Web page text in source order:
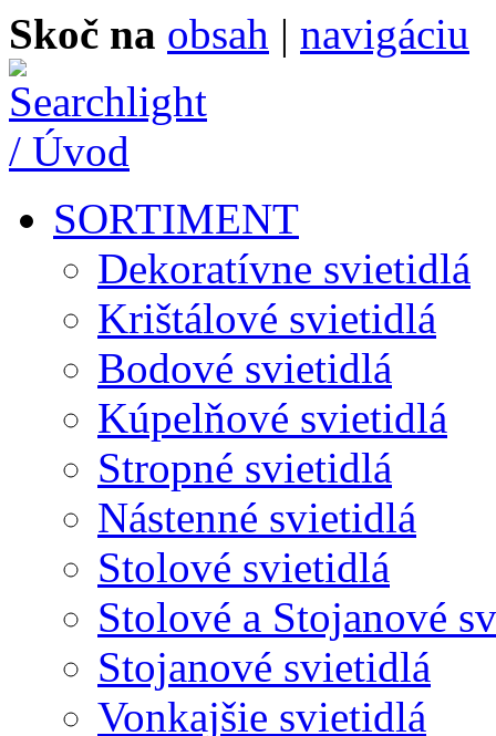
Skoč na obsah | navigáciu
SORTIMENT
Dekoratívne svietidlá
Krištálové svietidlá
Bodové svietidlá
Kúpelňové svietidlá
Stropné svietidlá
Nástenné svietidlá
Stolové svietidlá
Stolové a Stojanové
Stojanové svietidlá
Vonkajšie svietidlá